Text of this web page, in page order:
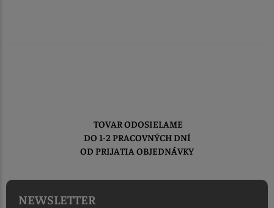
TOVAR ODOSIELAME
DO 1-2 PRACOVNÝCH DNÍ
OD PRIJATIA OBJEDNÁVKY
NEWSLETTER